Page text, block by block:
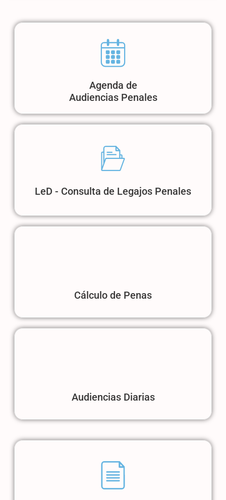
Agenda de
Audiencias Penales
LeD - Consulta de Legajos Penales
Cálculo de Penas
Audiencias Diarias